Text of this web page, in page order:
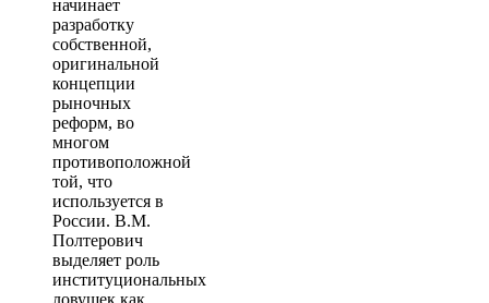
начинает
разработку
собственной,
оригинальной
концепции
рыночных
реформ, во
многом
противоположной
той, что
используется в
России. В.М.
Полтерович
выделяет роль
институциональных
ловушек как